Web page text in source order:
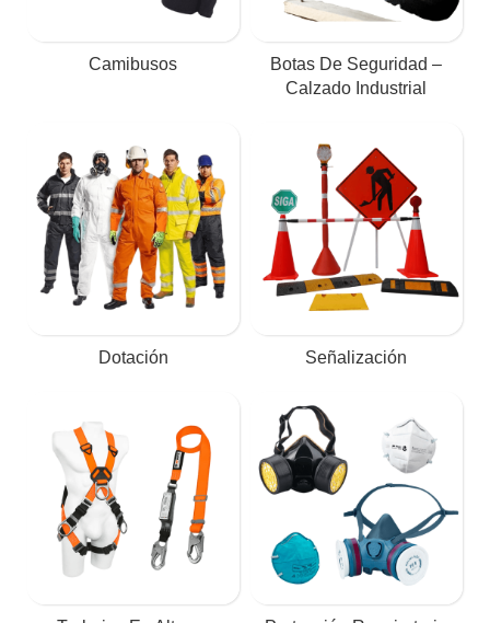
Camibusos
Botas De Seguridad –
Calzado Industrial
Dotación Señalización